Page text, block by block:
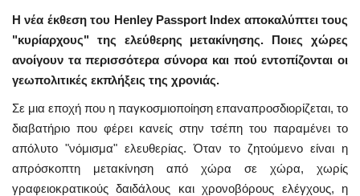
Η νέα έκθεση του Henley Passport Index αποκαλύπτει τους
"κυρίαρχους" της ελεύθερης μετακίνησης. Ποιες χώρες
ανοίγουν τα περισσότερα σύνορα και πού εντοπίζονται οι
γεωπολιτικές εκπλήξεις της χρονιάς.
Σε μια εποχή που η παγκοσμιοποίηση επαναπροσδιορίζεται, το
διαβατήριο που φέρει κανείς στην τσέπη του παραμένει το
απόλυτο "νόμισμα" ελευθερίας. Όταν το ζητούμενο είναι η
απρόσκοπτη μετακίνηση από χώρα σε χώρα, χωρίς
γραφειοκρατικούς δαιδάλους και χρονοβόρους ελέγχους, η